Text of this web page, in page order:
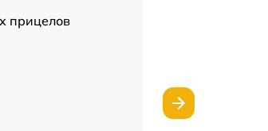
прицелов